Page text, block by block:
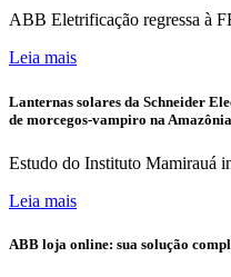
ABB Eletrificação regressa à
Leia mais
Lanternas solares da Schneider
de morcegos-vampiro na Amazônia
Estudo do Instituto Mamirauá
Leia mais
ABB loja online: sua solução